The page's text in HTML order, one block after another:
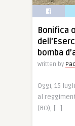
Bonifica
bomba
Written by
Oggi, 15
al
(BO), […]